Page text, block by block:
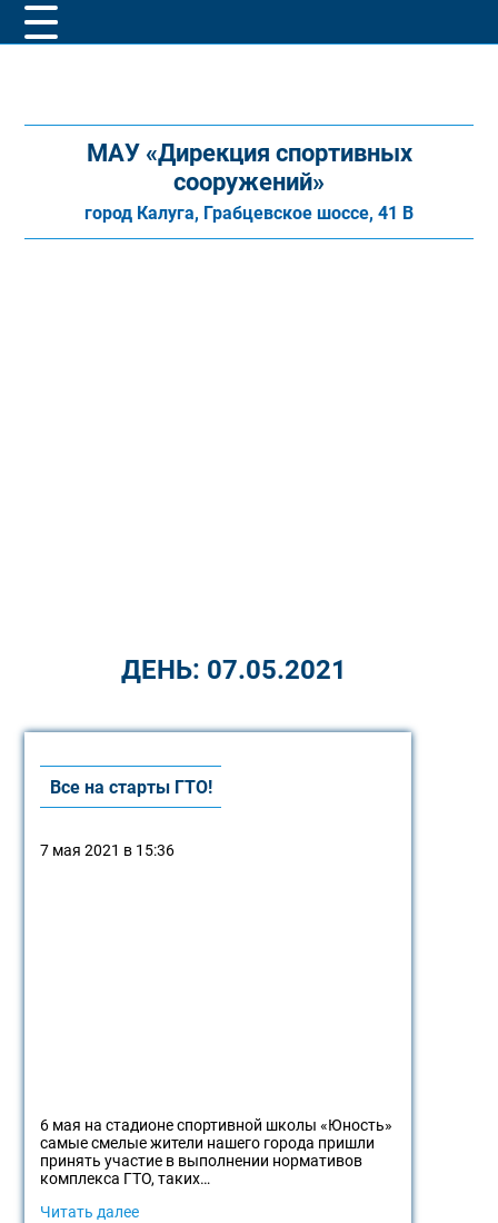
МАУ «Дирекция спортивных
сооружений»
город Калуга, Грабцевское шоссе, 41 В
ДЕНЬ: 07.05.2021
Все на старты ГТО!
7 мая 2021 в 15:36
6 мая на стадионе спортивной школы «Юность»
самые смелые жители нашего города пришли
принять участие в выполнении нормативов
комплекса ГТО, таких…
Читать далее